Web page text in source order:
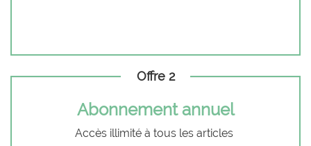
Offre 2
Abonnement annuel
Accès illimité à tous les articles